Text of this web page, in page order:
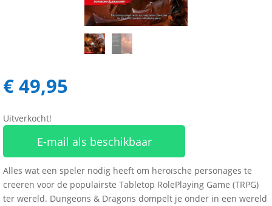
€49,95
Uitverkocht!
E-mail als beschikbaar
Alles wat een speler nodig heeft om heroïsche personages te
creëren voor de populairste Tabletop RolePlaying Game (TRPG)
ter wereld. Dungeons & Dragons dompelt je onder in een wereld